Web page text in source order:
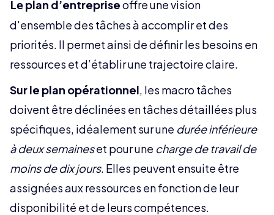
Leplan d’entrepriseoffre une vision
d'ensemble des tâches à accomplir et des
priorités. Il permet ainsi de définir les besoins en
ressources et d’établir une trajectoire claire.
Sur le plan opérationnel, les macro tâches
doivent être déclinées en tâches détaillées plus
spécifiques, idéalement sur une durée inférieure
à deux semaineset pour une charge de travail de
moins de dix jours. Elles peuvent ensuite être
assignées aux ressources en fonction de leur
disponibilité et de leurs compétences.